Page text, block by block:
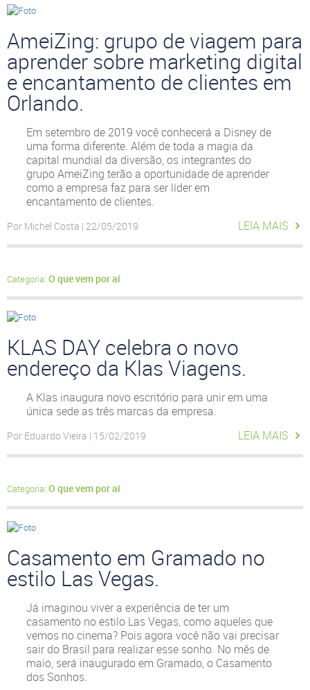
AmeiZing: grupo de viagem para
aprender sobre marketing digital
e encantamento de clientes em
Orlando.
Em setembro de 2019 você conhecerá a Disney de
uma forma diferente. Além de toda a magia da
capital mundial da diversão, os integrantes do
grupo AmeiZing terão a oportunidade de aprender
como a empresa faz para ser líder em
encantamento de clientes.
Por Michel Costa | 22/05/2019 LEIA MAIS
Categoria: O que vem por aí
KLAS DAY celebra o novo
endereço da Klas Viagens.
A Klas inaugura novo escritório para unir em uma
única sede as três marcas da empresa.
Por Eduardo Vieira | 15/02/2019 LEIA MAIS
Categoria: O que vem por aí
Casamento em Gramado no
estilo Las Vegas.
Já imaginou viver a experiência de ter um
casamento no estilo Las Vegas, como aqueles que
vemos no cinema? Pois agora você não vai precisar
sair do Brasil para realizar esse sonho. No mês de
maio, será inaugurado em Gramado, o Casamento
dos Sonhos.